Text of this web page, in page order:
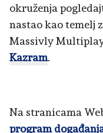
okruženja
nastao kao temelj
Massivly
Kazram.
Na stranicama
program